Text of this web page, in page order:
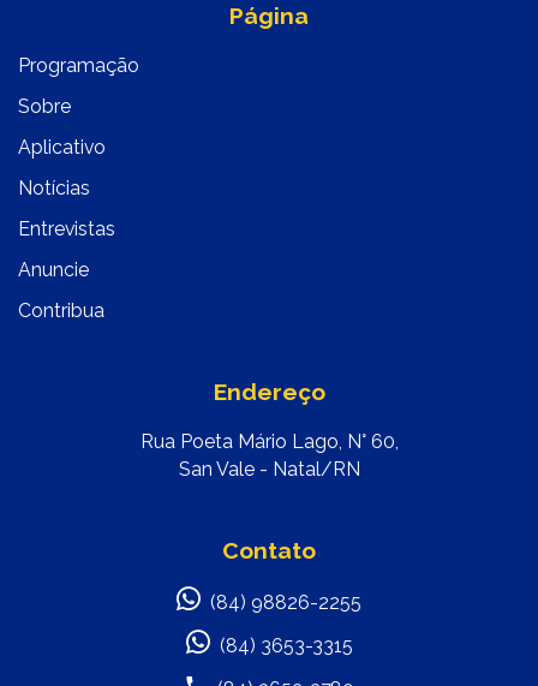
Página
Programação
Sobre
Aplicativo
Notícias
Entrevistas
Anuncie
Contribua
Endereço
Rua Poeta Mário Lago, N° 60,
San Vale - Natal/RN
Contato
(84) 98826-2255
(84) 3653-3315